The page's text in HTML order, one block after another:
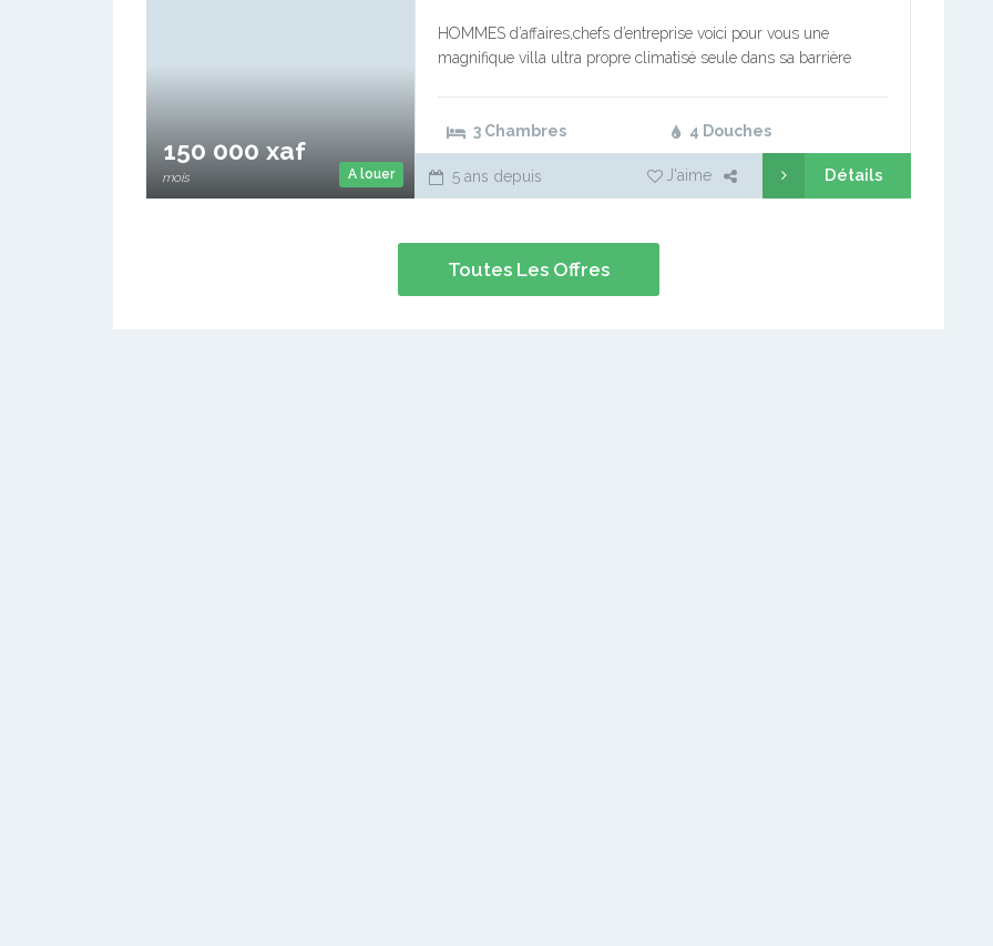
A louer
150 000 xaf
mois
HOMMES d’affaires,chefs d’entreprise voici pour vous une
magnifique villa ultra propre climatisé seule dans sa barrière
3 Chambres
4 Douches
5 ans depuis J'aime Détails
Toutes Les Offres